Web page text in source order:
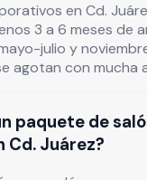
en Cd.
3 a 6 meses de
julio y
agotan con mucha
paquete de
Juárez?